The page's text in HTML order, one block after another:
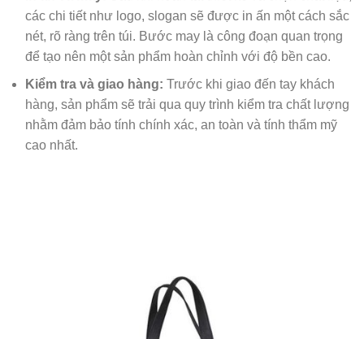
các chi tiết như logo, slogan sẽ được in ấn một cách sắc
nét, rõ ràng trên túi. Bước may là công đoạn quan trọng
để tạo nên một sản phẩm hoàn chỉnh với độ bền cao.
Kiểm tra và giao hàng: Trước khi giao đến tay khách
hàng, sản phẩm sẽ trải qua quy trình kiểm tra chất lượng
nhằm đảm bảo tính chính xác, an toàn và tính thẩm mỹ
cao nhất.